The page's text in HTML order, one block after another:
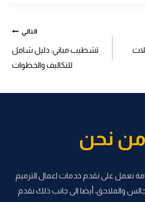
التالي
تشطيب مباني: دليل شامل
للتكاليف والخطوات
من نحن
نعمل على نقدم خدمات اعمال الترميم
والملاحق، أيضا الى جانب ذلك نقدم